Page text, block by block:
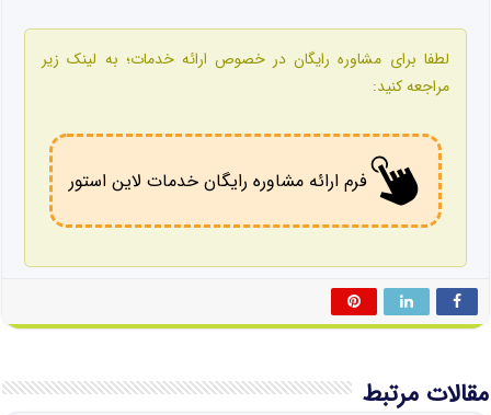
لطفا برای مشاوره رایگان در خصوص ارائه خدمات؛ به لینک زیر
مراجعه کنید:
فرم ارائه مشاوره رایگان خدمات لاین استور
مقالات مرتبط